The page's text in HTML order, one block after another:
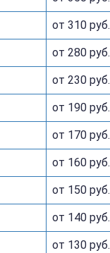
от 310 руб.
от 280 руб.
от 230 руб.
от 190 руб.
от 170 руб.
от 160 руб.
от 150 руб.
от 140 руб.
от 130 руб.